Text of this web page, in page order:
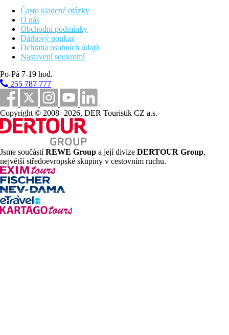
Plážová dovolená
Fotogalerie
Často kladené otázky
O nás
Obchodní podmínky
Dárkový poukaz
Ochrana osobních údajů
Nastavení soukromí
Po-Pá 7-19 hod.
255 787 777
Copyright © 2008−2026, DER Touristik CZ a.s.
Jsme součástíREWE Group a její divize DERTOUR Group,
největší středoevropské skupiny v cestovním ruchu.